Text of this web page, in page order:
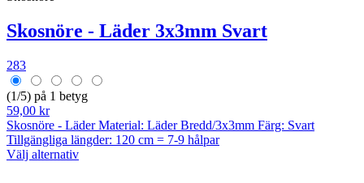
Skosnöre - Läder 3x3mm Svart
283
(1/5) på 1 betyg
59,00 kr
Skosnöre - Läder Material: Läder Bredd/3x3mm Färg: Svart
Tillgängliga längder: 120 cm = 7-9 hålpar
Välj alternativ